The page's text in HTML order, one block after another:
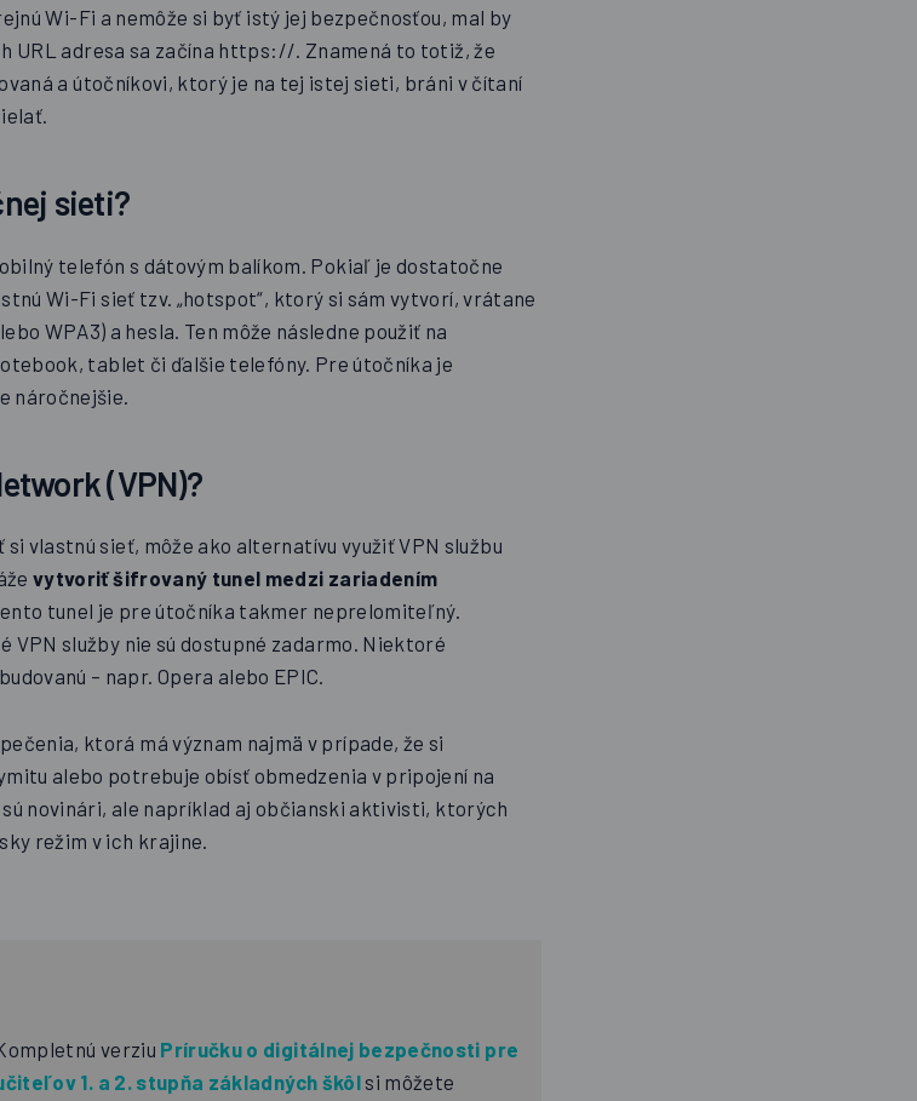
Wi-Fi a nemôže si byť istý jej bezpečnosťou, mal by
URL adresa sa začína https://. Znamená to totiž, že
a útočníkovi, ktorý je na tej istej sieti, bráni v čítaní
sieti?
telefón s dátovým balíkom. Pokiaľ je dostatočne
Wi-Fi sieť tzv. „hotspot“, ktorý si sám vytvorí, vrátane
WPA3) a hesla. Ten môže následne použiť na
tablet či ďalšie telefóny. Pre útočníka je
náročnejšie.
(VPN)?
vlastnú sieť, môže ako alternatívu využiť VPN službu
vytvoriť šifrovaný tunel medzi zariadením
tunel je pre útočníka takmer neprelomiteľný.
VPN služby nie sú dostupné zadarmo. Niektoré
– napr. Opera alebo EPIC.
ktorá má význam najmä v prípade, že si
alebo potrebuje obísť obmedzenia v pripojení na
novinári, ale napríklad aj občianski aktivisti, ktorých
režim v ich krajine.
verziu Príručku o digitálnej bezpečnosti pre
1. a 2. stupňa základných škôl si môžete